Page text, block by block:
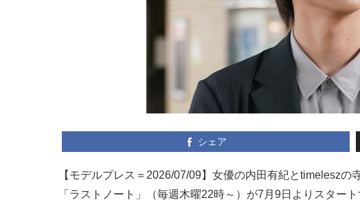
シェア
【モデルプレス＝2026/07/09】女優の内田有紀とtimelesz
「ラストノート」（毎週木曜22時～）が7月9日よりスタート